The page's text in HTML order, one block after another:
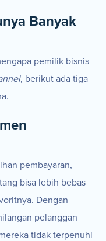
Banyak
pemilik bisnis
, berikut ada tiga
pembayaran,
bisa lebih bebas
Dengan
pelanggan
tidak terpenuhi